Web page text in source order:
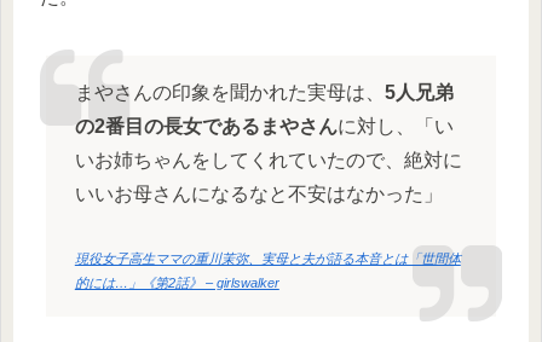
まやさんの印象を聞かれた実母は、 5人兄弟
の2番目の長女であるまやさんに対し、「い
いお姉ちゃんをしてくれていたので、絶対に
いいお母さんになるなと不安はなかった」
現役女子高生ママの重川茉弥、実母と夫が語る本音とは「世間体
的には…」《第2話》 – girlswalker